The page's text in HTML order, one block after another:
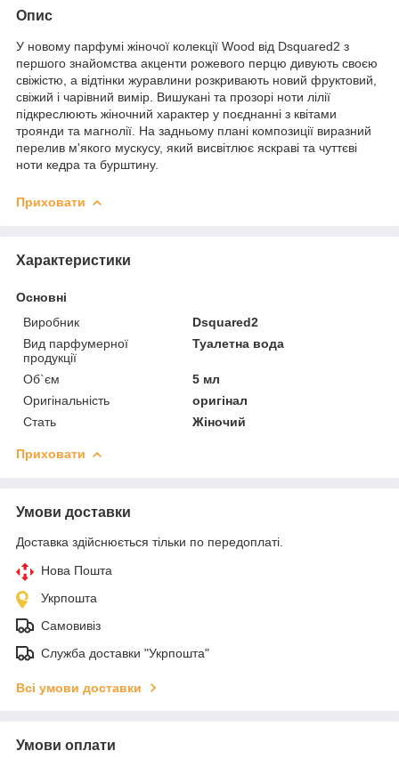
Опис
У новому парфумі жіночої колекції Wood від Dsquared2 з
першого знайомства акценти рожевого перцю дивують своєю
свіжістю, а відтінки журавлини розкривають новий фруктовий,
свіжий і чарівний вимір. Вишукані та прозорі ноти лілії
підкреслюють жіночний характер у поєднанні з квітами
троянди та магнолії. На задньому плані композиції виразний
перелив м'якого мускусу, який висвітлює яскраві та чуттєві
ноти кедра та бурштину.
Приховати
Характеристики
Основні
Виробник
Dsquared2
Вид парфумерної
продукції
Туалетна вода
Об`єм
5 мл
Оригінальність
оригінал
Стать
Жіночий
Приховати
Умови доставки
Доставка здійснюється тільки по передоплаті.
Нова Пошта
Укрпошта
Самовивіз
Служба доставки "Укрпошта"
Всі умови доставки
Умови оплати